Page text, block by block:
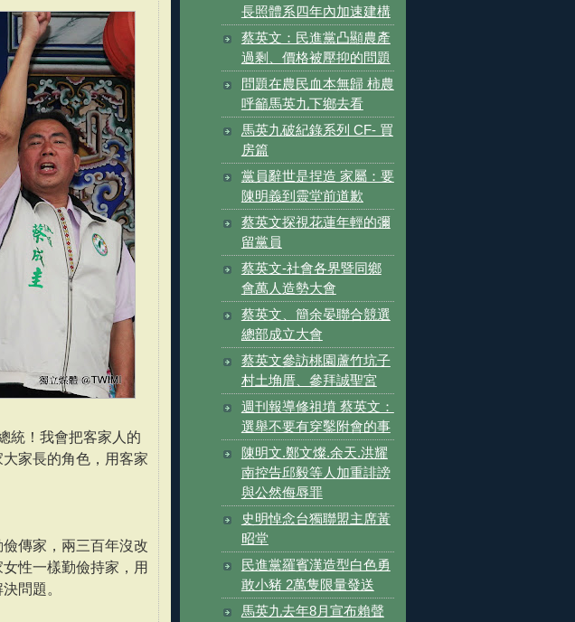
統！我會把客家人的
家長的角色，用客家
傳家，兩三百年沒改
性一樣勤儉持家，用
問題。
長照體系四年內加速建構
蔡英文：民進黨凸顯農產
過剩、價格被壓抑的問題
問題在農民血本無歸 柿農
呼籲馬英九下鄉去看
馬英九破紀錄系列 CF- 買
房篇
黨員辭世是捏造 家屬：要
陳明義到靈堂前道歉
蔡英文探視花蓮年輕的彌
留黨員
蔡英文-社會各界暨同鄉
會萬人造勢大會
蔡英文、簡余晏聯合競選
總部成立大會
蔡英文參訪桃園蘆竹坑子
村土埆厝、參拜誠聖宮
週刊報導修祖墳 蔡英文：
選舉不要有穿鑿附會的事
陳明文.鄭文燦.余天.洪耀
南控告邱毅等人加重誹謗
與公然侮辱罪
史明悼念台獨聯盟主席黃
昭堂
民進黨羅賓漢造型白色勇
敢小豬 2萬隻限量發送
馬英九去年8月宣布賴聲